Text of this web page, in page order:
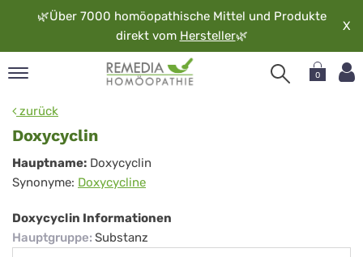
🌿Über 7000 homöopathische Mittel und Produkte
direkt vom Hersteller🌿
X
0
zurück
Doxycyclin
Doxycyclin
Hauptname: Doxycyclin
Synonyme: Doxycycline
Doxycyclin Informationen
Hauptgruppe: Substanz